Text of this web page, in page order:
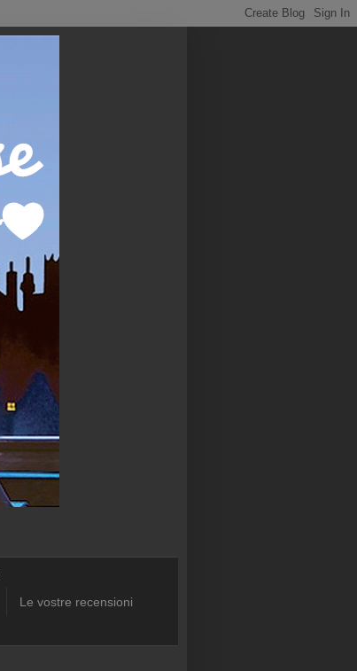
Le vostre recensioni